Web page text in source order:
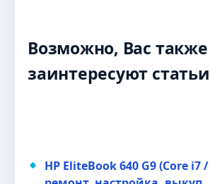
Возможно, Вас также
заинтересуют
HP EliteBook 640 G9 (Core i7